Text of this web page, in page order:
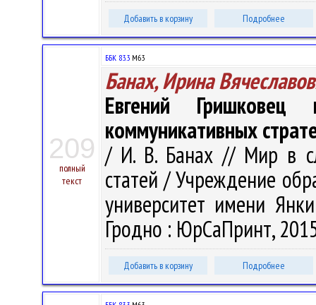
Добавить в корзину Подробнее
209
полный
текст
ББК 83.3 М63
Банах, Ирина
Евгений
коммуникативных
/ И. В. Банах // Мир в
статей / Учреждение
университет имени
Гродно : ЮрСаПринт,
Добавить в корзину Подробнее